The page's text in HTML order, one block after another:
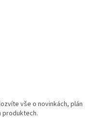
vše o novinkách, plán
produktech.